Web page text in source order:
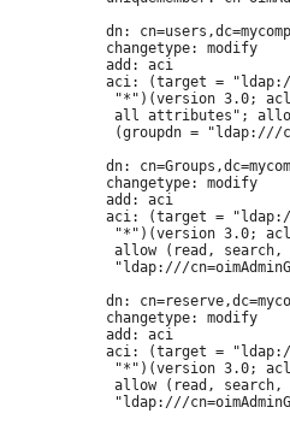
dn:
changetype: modify
add: aci
aci: (target = "ldap:///
"*")(version 3.0; acl
all attributes";
(groupdn = "ldap:///
dn:
changetype: modify
add: aci
aci: (target = "ldap:///
"*")(version 3.0; acl
allow (read, search,
"ldap:///
dn:
changetype: modify
add: aci
aci: (target = "ldap:///
"*")(version 3.0; acl
allow (read, search,
"ldap:///